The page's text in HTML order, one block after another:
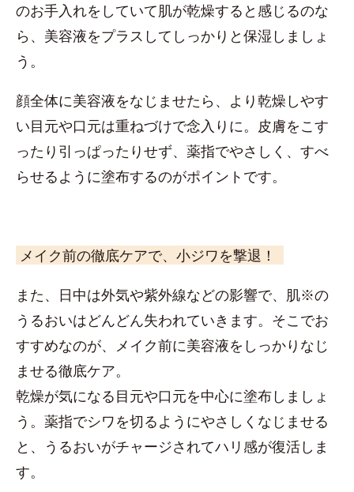
のお手入れをしていて肌が乾燥すると感じるのな
ら、美容液をプラスしてしっかりと保湿しましょ
う。
顔全体に美容液をなじませたら、より乾燥しやす
い目元や口元は重ねづけで念入りに。皮膚をこす
ったり引っぱったりせず、薬指でやさしく、すべ
らせるように塗布するのがポイントです。
メイク前の徹底ケアで、小ジワを撃退！
また、日中は外気や紫外線などの影響で、肌※の
うるおいはどんどん失われていきます。そこでお
すすめなのが、メイク前に美容液をしっかりなじ
ませる徹底ケア。
乾燥が気になる目元や口元を中心に塗布しましょ
う。薬指でシワを切るようにやさしくなじませる
と、うるおいがチャージされてハリ感が復活しま
す。